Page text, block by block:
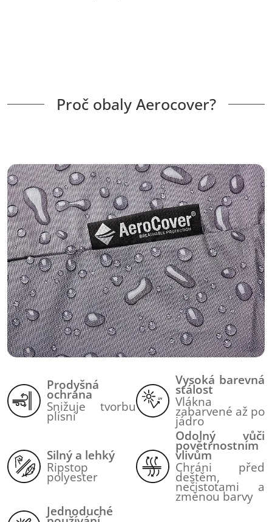
Proč obaly Aerocover?
Prodyšná
ochrana
Snižuje tvorbu
plísní
Vysoká barevná
stálost
Vlákna
zabarvené až po
jádro
Silný a lehký
Ripstop
polyester
Odolný vůči
povětrnostním
vlivům
Chráni před
deštěm,
nečistotami a
změnou barvy
Jednoduché